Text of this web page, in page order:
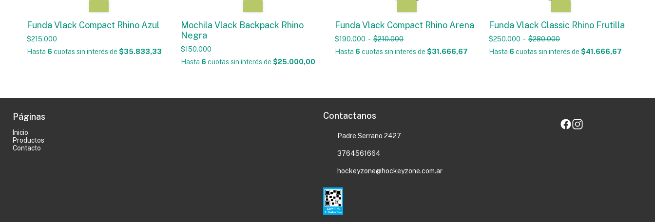
Funda Vlack Compact Rhino Azul
$215.000
Hasta 6 cuotas sin interés de $35.833,33
Mochila Vlack Backpack Rhino
Negra
$150.000
Hasta 6 cuotas sin interés de $25.000,00
Funda Vlack Compact Rhino Arena
$190.000 - $210.000
Hasta 6 cuotas sin interés de $31.666,67
Funda Vlack Classic Rhino Frutilla
$250.000 - $280.000
Hasta 6 cuotas sin interés de $41.666,67
Páginas
Inicio
Productos
Contacto
Contactanos
Padre Serrano 2427
3764561664
hockeyzone@hockeyzone.com.ar